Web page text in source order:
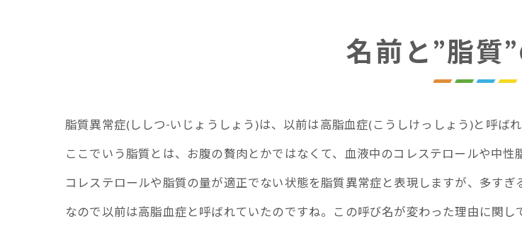
名前と”脂質
脂質異常症(ししつ-いじょうしょう)は、以前は高脂血症(こうしけっしょう)と呼ば
ここでいう脂質とは、お腹の贅肉とかではなくて、血液中のコレステロールや中性
コレステロールや脂質の量が適正でない状態を脂質異常症と表現しますが、多すぎ
なので以前は高脂血症と呼ばれていたのですね。この呼び名が変わった理由に関し